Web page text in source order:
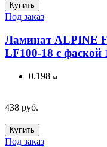
Купить
Под заказ
Ламинат ALPINE
LF100-18 с фаской
0.198 м
438 руб.
Купить
Под заказ